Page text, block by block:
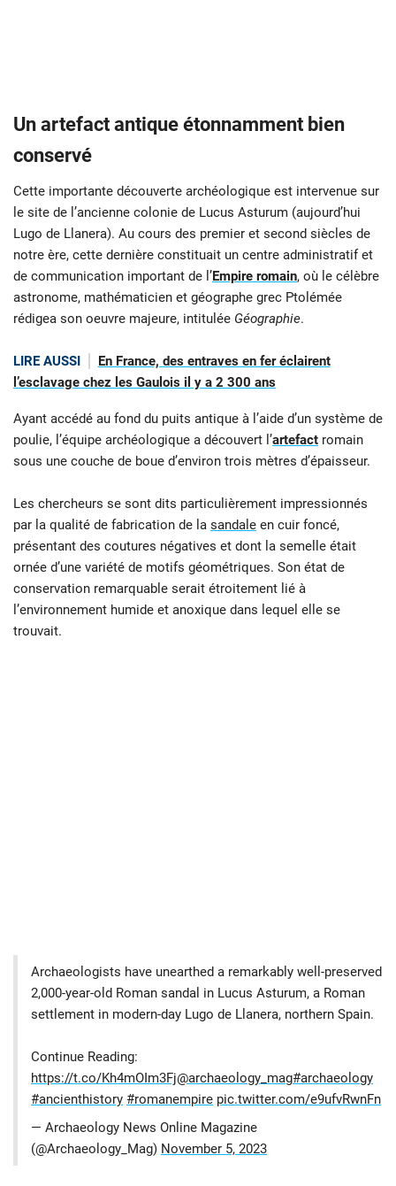
Un artefact antique étonnamment bien
conservé
Cette importante découverte archéologique est intervenue sur
le site de l’ancienne colonie de Lucus Asturum (aujourd’hui
Lugo de Llanera). Au cours des premier et second siècles de
notre ère, cette dernière constituait un centre administratif et
de communication important de l’Empire romain, où le célèbre
astronome, mathématicien et géographe grec Ptolémée
rédigea son oeuvre majeure, intitulée Géographie.
LIRE AUSSI
En France, des entraves en fer éclairent
l’esclavage chez les Gaulois il y a 2 300 ans
Ayant accédé au fond du puits antique à l’aide d’un système de
poulie, l’équipe archéologique a découvert l’artefact romain
sous une couche de boue d’environ trois mètres d’épaisseur.
Les chercheurs se sont dits particulièrement impressionnés
par la qualité de fabrication de la sandale en cuir foncé,
présentant des coutures négatives et dont la semelle était
ornée d’une variété de motifs géométriques. Son état de
conservation remarquable serait étroitement lié à
l’environnement humide et anoxique dans lequel elle se
trouvait.
Archaeologists have unearthed a remarkably well-preserved
2,000-year-old Roman sandal in Lucus Asturum, a Roman
settlement in modern-day Lugo de Llanera, northern Spain.
Continue Reading:
https://t.co/Kh4mOIm3Fj@archaeology_mag#archaeology
#ancienthistory #romanempire pic.twitter.com/e9ufvRwnFn
— Archaeology News Online Magazine
(@Archaeology_Mag) November 5, 2023